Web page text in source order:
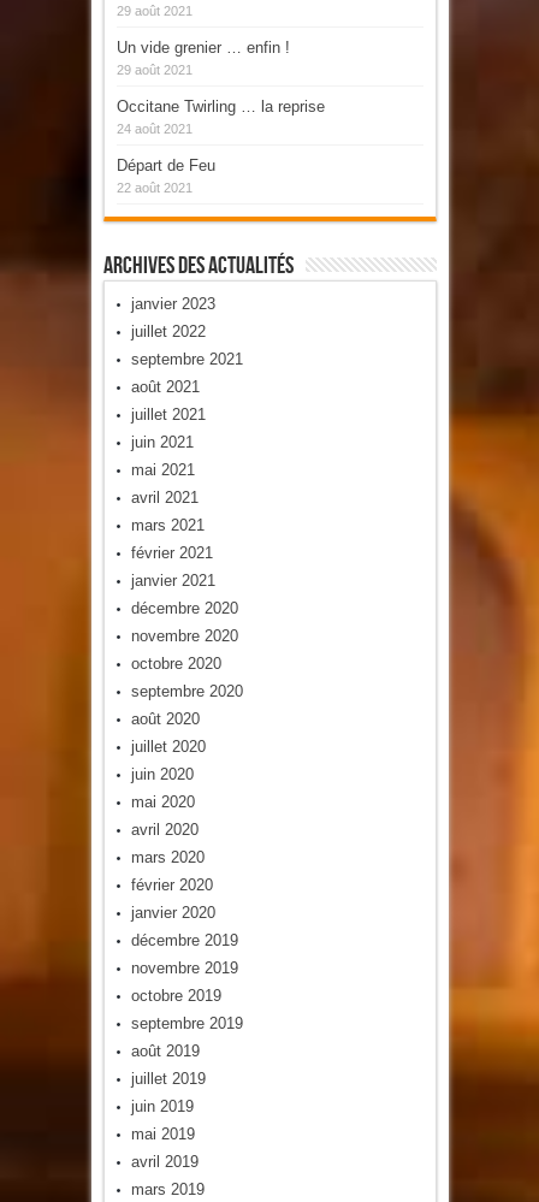
29 août 2021
Un vide grenier … enfin !
29 août 2021
Occitane Twirling … la reprise
24 août 2021
Départ de Feu
22 août 2021
Archives Des Actualités
janvier 2023
juillet 2022
septembre 2021
août 2021
juillet 2021
juin 2021
mai 2021
avril 2021
mars 2021
février 2021
janvier 2021
décembre 2020
novembre 2020
octobre 2020
septembre 2020
août 2020
juillet 2020
juin 2020
mai 2020
avril 2020
mars 2020
février 2020
janvier 2020
décembre 2019
novembre 2019
octobre 2019
septembre 2019
août 2019
juillet 2019
juin 2019
mai 2019
avril 2019
mars 2019